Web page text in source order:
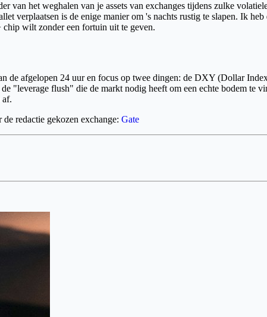
van het weghalen van je assets van exchanges tijdens zulke
verplaatsen is de enige manier om 's nachts rustig te slapen. Ik
wilt zonder een fortuin uit te geven.
de afgelopen 24 uur en focus op twee dingen: de DXY (Dollar
"leverage flush" die de markt nodig heeft om een echte bodem
af.
redactie gekozen exchange: Gate